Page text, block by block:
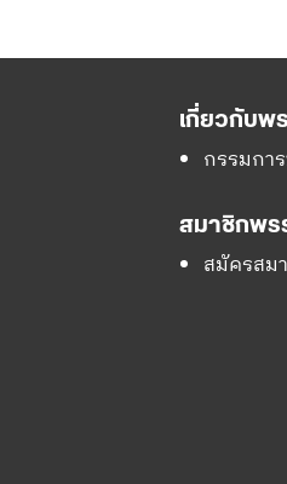
เกี่ยวกับพ
กรรมกา
สมาชิกพร
สมัครสม